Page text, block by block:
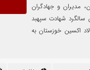
مدیران و جهادگران
شهادت سپهبد
اکسین خوزستان به